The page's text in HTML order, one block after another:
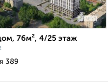
76м², 4/25 этаж
389